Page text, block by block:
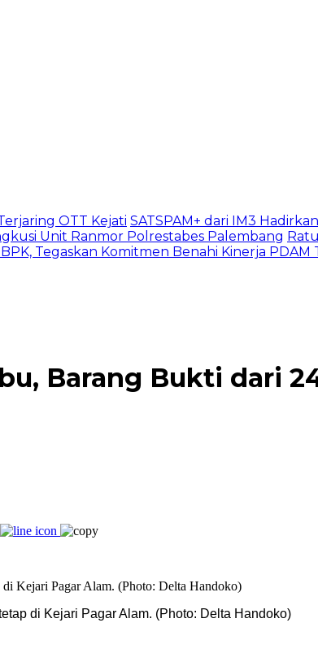
OTT Kejati SATSPAM+ dari IM3
Unit Ranmor Polrestabes Palembang
Tegaskan Komitmen Benahi Kinerja PDAM
Barang Bukti dari
di Kejari Pagar Alam. (Photo: Delta Handoko)